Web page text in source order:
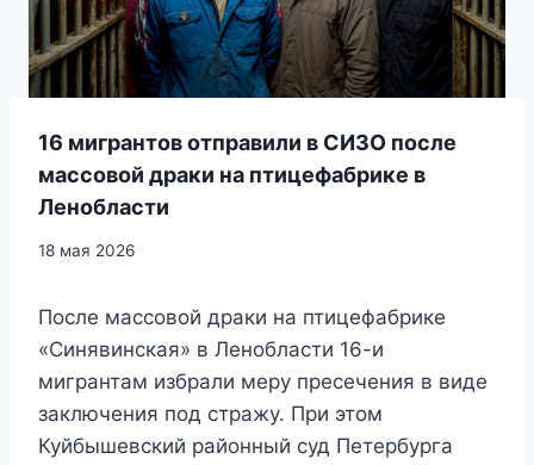
16 мигрантов отправили в СИЗО после
массовой драки на птицефабрике в
Ленобласти
18 мая 2026
После массовой драки на птицефабрике
«Синявинская» в Ленобласти 16-и
мигрантам избрали меру пресечения в виде
заключения под стражу. При этом
Куйбышевский районный суд Петербурга